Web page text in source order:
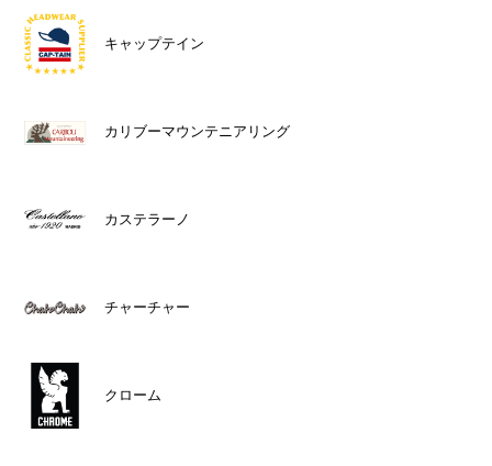
キャップテイン
カリブーマウンテニアリング
カステラーノ
チャーチャー
クローム